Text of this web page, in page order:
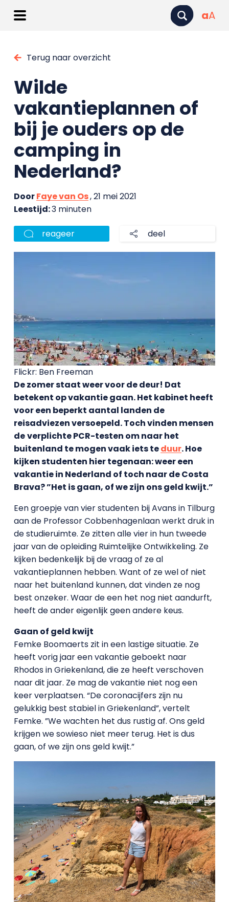
aA
Terug naar overzicht
Wilde
vakantieplannen of
bij je ouders op de
camping in
Nederland?
DoorFaye van Os, 21 mei 2021
Leestijd:3 minuten
reageer deel
Flickr: Ben Freeman
De zomer staat weer voor de deur! Dat
betekent op vakantie gaan. Het kabinet heeft
voor een beperkt aantal landen de
reisadviezen versoepeld. Toch vinden mensen
deverplichte PCR-testen om naar het
buitenland te mogen vaak iets teduur. Hoe
kijken studenten hier tegenaan: weer een
vakantie in Nederland of toch naar de Costa
Brava? ”Het is gaan, of we zijn ons geld kwijt.”
Een groepje van vier studenten bij Avans in Tilburg
aan de Professor Cobbenhagenlaan werkt druk in
de studieruimte. Ze zitten alle vier in hun tweede
jaar van de opleiding Ruimtelijke Ontwikkeling. Ze
kijken bedenkelijk bij de vraag of ze al
vakantieplannen hebben. Want of ze wel of niet
naar het buitenland kunnen, dat vinden ze nog
best onzeker. Waar de een het nog niet aandurft,
heeft de ander eigenlijk geen andere keus.
Gaan of geld kwijt
Femke Boomaerts zit in een lastige situatie. Ze
heeft vorig jaar een vakantie geboekt naar
Rhodos in Griekenland, die ze heeft verschoven
naar dit jaar. Ze mag de vakantie niet nog een
keer verplaatsen. “De coronacijfers zijn nu
gelukkig best stabiel in Griekenland”, vertelt
Femke. ”We wachten het dus rustig af. Ons geld
krijgen we sowieso niet meer terug. Het is dus
gaan, of we zijn ons geld kwijt.”